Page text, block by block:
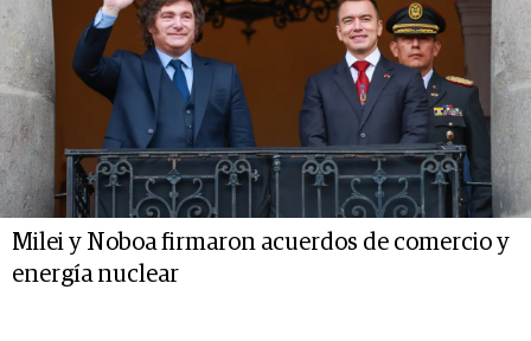
Milei y Noboa firmaron acuerdos de comercio y
energía nuclear